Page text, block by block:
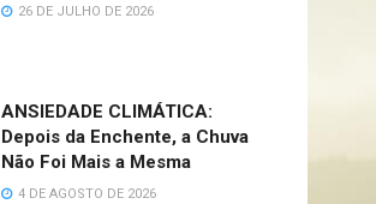
26 DE JULHO DE 2026
ANSIEDADE CLIMÁTICA:
Depois da Enchente, a Chuva
Não Foi Mais a Mesma
4 DE AGOSTO DE 2026